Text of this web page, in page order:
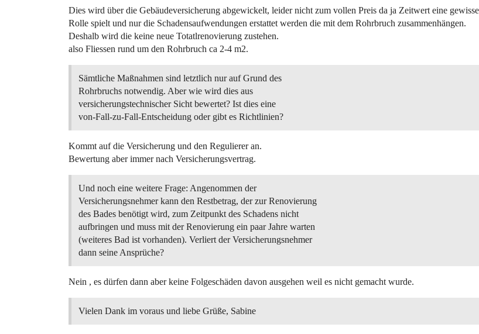
Dies wird über die Gebäudeversicherung abgewickelt, leider nicht zum vollen Preis da ja Zeitwert eine gewisse
Rolle spielt und nur die Schadensaufwendungen erstattet werden die mit dem Rohrbruch zusammenhängen.
Deshalb wird die keine neue Totatlrenovierung zustehen.
also Fliessen rund um den Rohrbruch ca 2-4 m2.
Sämtliche Maßnahmen sind letztlich nur auf Grund des
Rohrbruchs notwendig. Aber wie wird dies aus
versicherungstechnischer Sicht bewertet? Ist dies eine
von-Fall-zu-Fall-Entscheidung oder gibt es Richtlinien?
Kommt auf die Versicherung und den Regulierer an.
Bewertung aber immer nach Versicherungsvertrag.
Und noch eine weitere Frage: Angenommen der
Versicherungsnehmer kann den Restbetrag, der zur Renovierung
des Bades benötigt wird, zum Zeitpunkt des Schadens nicht
aufbringen und muss mit der Renovierung ein paar Jahre warten
(weiteres Bad ist vorhanden). Verliert der Versicherungsnehmer
dann seine Ansprüche?
Nein , es dürfen dann aber keine Folgeschäden davon ausgehen weil es nicht gemacht wurde.
Vielen Dank im voraus und liebe Grüße, Sabine